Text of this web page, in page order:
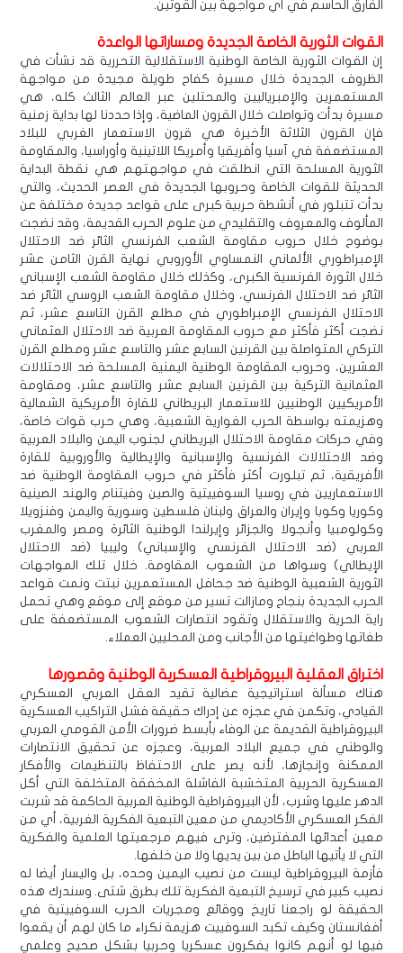
الفارق الحاسم في أي مواجهة بين القوتين.
القوات الثورية الخاصة الجديدة ومساراتها الواعدة
إن القوات الثورية الخاصة الوطنية الاستقلالية التحررية قد نشأت في
الظروف الجديدة خلال مسيرة كفاح طويلة مجيدة من مواجهة
المستعمرين والإمبرياليين والمحتلين عبر العالم الثالث كله، هي
مسيرة بدأت وتواصلت خلال القرون الماضية، وإذا حددنا لها بداية زمنية
فإن القرون الثلاثة الأخيرة هي قرون الاستعمار الغربي للبلاد
المستضعفة في آسيا وأفريقيا وأمريكا اللاتينية وأوراسيا، والمقاومة
الثورية المسلحة التي انطلقت في مواجهتهم هي نقطة البداية
الحديثة للقوات الخاصة وحروبها الجديدة في العصر الحديث، والتي
بدأت تتبلور في أنشطة حربية كبرى على قواعد جديدة مختلفة عن
المألوف والمعروف والتقليدي من علوم الحرب القديمة، وقد نضجت
بوضوح خلال حروب مقاومة الشعب الفرنسي الثائر ضد الاحتلال
الإمبراطوري الألماني النمساوي الأوروبي نهاية القرن الثامن عشر
خلال الثورة الفرنسية الكبرى، وكذلك خلال مقاومة الشعب الإسباني
الثائر ضد الاحتلال الفرنسي، وخلال مقاومة الشعب الروسي الثائر ضد
الاحتلال الفرنسي الإمبراطوري في مطلع القرن التاسع عشر، ثم
نضجت أكثر فأكثر مع حروب المقاومة العربية ضد الاحتلال العثماني
التركي المتواصلة بين القرنين السابع عشر والتاسع عشر ومطلع القرن
العشرين، وحروب المقاومة الوطنية اليمنية المسلحة ضد الاحتلالات
العثمانية التركية بين القرنين السابع عشر والتاسع عشر، ومقاومة
الأمريكيين الوطنيين للاستعمار البريطاني للقارة الأمريكية الشمالية
وهزيمته بواسطة الحرب الغوارية الشعبية، وهي حرب قوات خاصة،
وفي حركات مقاومة الاحتلال البريطاني لجنوب اليمن والبلاد العربية
وضد الاحتلالات الفرنسية والإسبانية والإيطالية والأوروبية للقارة
الأفريقية، ثم تبلورت أكثر فأكثر في حروب المقاومة الوطنية ضد
الاستعماريين في روسيا السوفييتية والصين وفيتنام والهند الصينية
وكوريا وكوبا وإيران والعراق ولبنان فلسطين وسورية واليمن وفنزويلا
وكولومبيا وأنجولا والجزائر وإيرلندا الوطنية الثائرة ومصر والمغرب
العربي (ضد الاحتلال الفرنسي والإسباني) وليبيا (ضد الاحتلال
الإيطالي) وسواها من الشعوب المقاومة. خلال تلك المواجهات
الثورية الشعبية الوطنية ضد جحافل المستعمرين نبتت ونمت قواعد
الحرب الجديدة بنجاح ومازالت تسير من موقع إلى موقع وهي تحمل
راية الحرية والاستقلال وتقود انتصارات الشعوب المستضعفة على
طغاتها وطواغيتها من الأجانب ومن المحليين العملاء.
اختراق العقلية البيروقراطية العسكرية الوطنية وقصورها
هناك مسألة استراتيجية عضالية تقيد العقل العربي العسكري
القيادي، وتكمن في عجزه عن إدراك حقيقة فشل التراكيب العسكرية
البيروقراطية القديمة عن الوفاء بأبسط ضرورات الأمن القومي العربي
والوطني في جميع البلاد العربية، وعجزه عن تحقيق الانتصارات
الممكنة وإنجازها، لأنه يصر على الاحتفاظ بالتنظيمات والأفكار
العسكرية الحربية المتخشبة الفاشلة المخفقة المتخلفة التي أكل
الدهر عليها وشرب، لأن البيروقراطية الوطنية العربية الحاكمة قد شربت
الفكر العسكري الأكاديمي من معين التبعية الفكرية الغربية، أي من
معين أعدائها المفترضين، وترى فيهم مرجعيتها العلمية والفكرية
التي لا يأتيها الباطل من بين يديها ولا من خلفها.
فأزمة البيروقراطية ليست من نصيب اليمين وحده، بل واليسار أيضا له
نصيب كبير في ترسيخ التبعية الفكرية تلك بطرق شتى. وسندرك هذه
الحقيقة لو راجعنا تاريخ ووقائع ومجريات الحرب السوفييتية في
أفغانستان وكيف تكبد السوفييت هزيمة نكراء ما كان لهم أن يقعوا
فيها لو أنهم كانوا يفكرون عسكريا وحربيا بشكل صحيح وعلمي